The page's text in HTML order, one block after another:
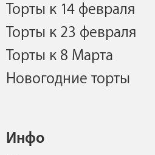
Торты к 14 февраля
Торты к 23 февраля
Торты к 8 Марта
Новогодние торты
Инфо